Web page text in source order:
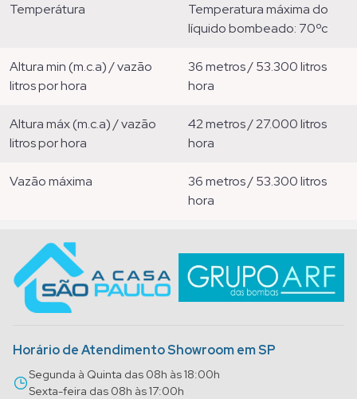
temperátura
temperatura máxima do
líquido bombeado: 70ºc
altura min (m.c.a) / vazão
litros por hora
36 metros / 53.300 litros
hora
altura máx (m.c.a) / vazão
litros por hora
42 metros / 27.000 litros
hora
vazão máxima
36 metros / 53.300 litros
hora
Horário de Atendimento Showroom em SP
Segunda à Quinta das 08h às 18:00h
Sexta-feira das 08h às 17:00h